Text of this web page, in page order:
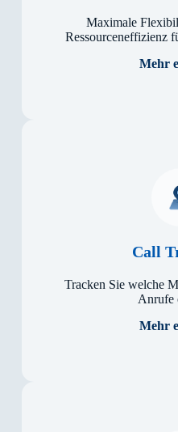
Maxi­male
Ressour­cen­effi­zienz
Mehr
Call
Tracken Sie wel­che
An­ru­fe
Mehr